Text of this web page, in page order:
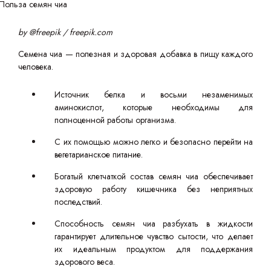
by @freepik / freepik.com
Семена чиа — полезная и здоровая добавка в пищу каждого
человека.
Источник белка и восьми незаменимых
аминокислот, которые необходимы для
полноценной работы организма.
С их помощью можно легко и безопасно перейти на
вегетарианское питание.
Богатый клетчаткой состав семян чиа обеспечивает
здоровую работу кишечника без неприятных
последствий.
Способность семян чиа разбухать в жидкости
гарантирует длительное чувство сытости, что делает
их идеальным продуктом для поддержания
здорового веса.